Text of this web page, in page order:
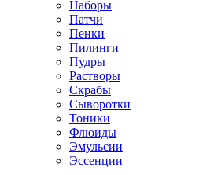
Наборы
Патчи
Пенки
Пилинги
Пудры
Растворы
Скрабы
Сыворотки
Тоники
Флюиды
Эмульсии
Эссенции